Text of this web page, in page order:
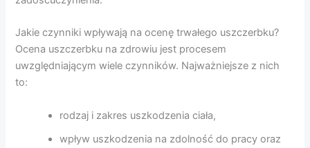
Jakie czynniki wpływają na ocenę trwałego uszczerbku?
Ocena uszczerbku na zdrowiu jest procesem
uwzględniającym wiele czynników. Najważniejsze z nich
to:
rodzaj i zakres uszkodzenia ciała,
wpływ uszkodzenia na zdolność do pracy oraz